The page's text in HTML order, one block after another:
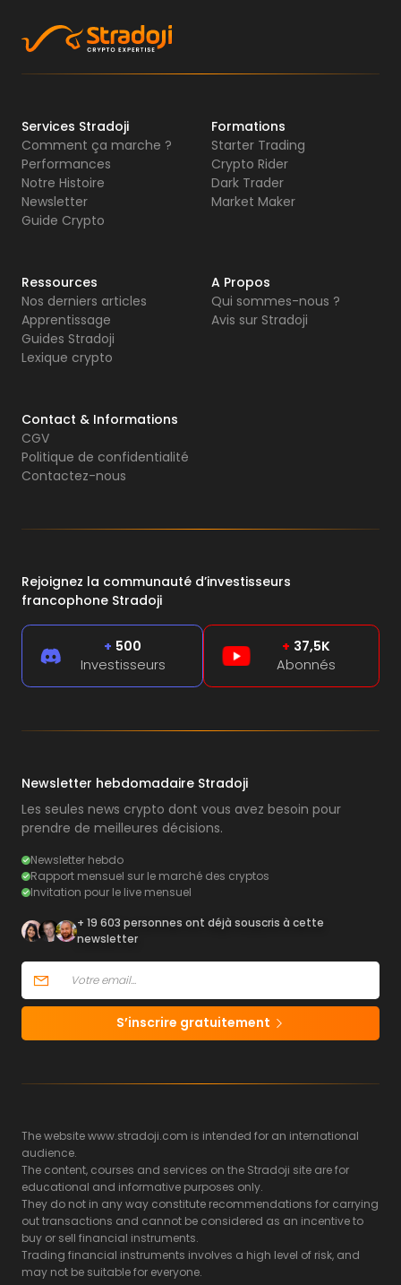
Services Stradoji
Comment ça marche ?
Performances
Notre Histoire
Newsletter
Guide Crypto
Formations
Starter Trading
Crypto Rider
Dark Trader
Market Maker
Ressources
Nos derniers articles
Apprentissage
Guides Stradoji
Lexique crypto
A Propos
Qui sommes-nous ?
Avis sur Stradoji
Contact & Informations
CGV
Politique de confidentialité
Contactez-nous
Rejoignez la communauté d’investisseurs
francophone Stradoji
+ 500
Investisseurs
+ 37,5K
Abonnés
Newsletter hebdomadaire Stradoji
Les seules news crypto dont vous avez besoin pour
prendre de meilleures décisions.
Newsletter hebdo
Rapport mensuel sur le marché des cryptos
Invitation pour le live mensuel
+ 19 603 personnes ont déjà souscris à cette
newsletter
S’inscrire gratuitement
The website www.stradoji.com is intended for an international
audience.
The content, courses and services on the Stradoji site are for
educational and informative purposes only.
They do not in any way constitute recommendations for carrying
out transactions and cannot be considered as an incentive to
buy or sell financial instruments.
Trading financial instruments involves a high level of risk, and
may not be suitable for everyone.